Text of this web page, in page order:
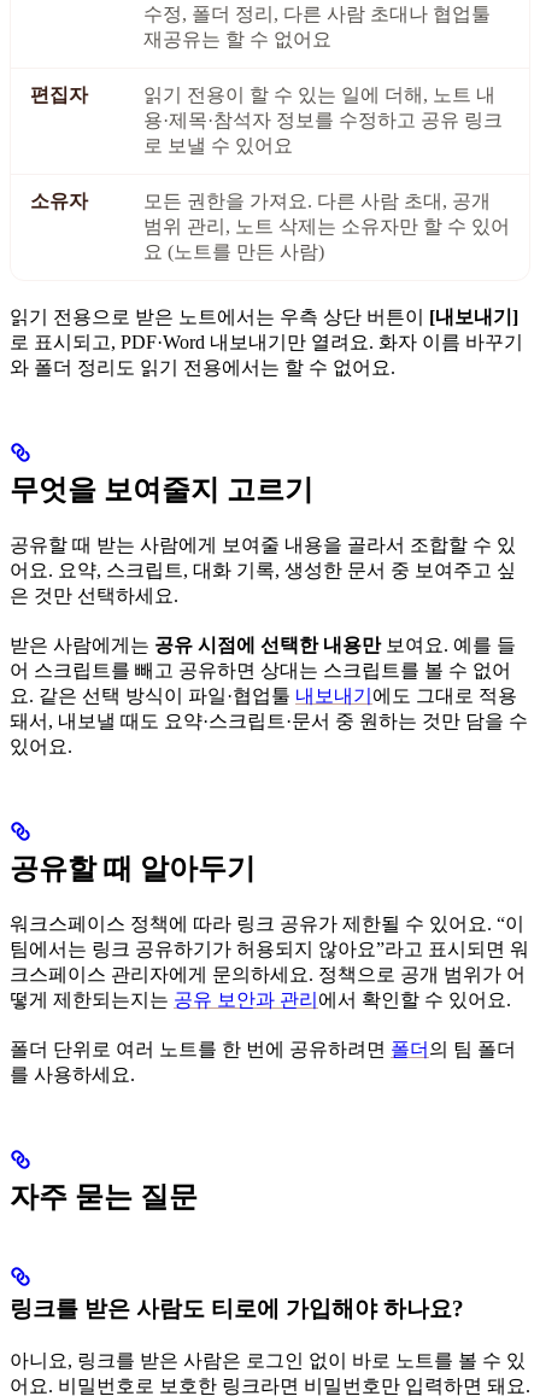
수정, 폴더 정리, 다른 사람 초대나 협업툴
재공유는 할 수 없어요
편집자
읽기 전용이 할 수 있는 일에 더해, 노트 내
용·제목·참석자 정보를 수정하고 공유 링크
로 보낼 수 있어요
소유자
모든 권한을 가져요. 다른 사람 초대, 공개
범위 관리, 노트 삭제는 소유자만 할 수 있어
요 (노트를 만든 사람)
읽기 전용으로 받은 노트에서는 우측 상단 버튼이 [내보내기]
로 표시되고, PDF·Word 내보내기만 열려요. 화자 이름 바꾸기
와 폴더 정리도 읽기 전용에서는 할 수 없어요.
무엇을 보여줄지 고르기
공유할 때 받는 사람에게 보여줄 내용을 골라서 조합할 수 있
어요. 요약, 스크립트, 대화 기록, 생성한 문서 중 보여주고 싶
은 것만 선택하세요.
받은 사람에게는 공유 시점에 선택한 내용만보여요. 예를 들
어 스크립트를 빼고 공유하면 상대는 스크립트를 볼 수 없어
요. 같은 선택 방식이 파일·협업툴 내보내기 에도 그대로 적용
돼서, 내보낼 때도 요약·스크립트·문서 중 원하는 것만 담을 수
있어요.
공유할 때 알아두기
워크스페이스 정책에 따라 링크 공유가 제한될 수 있어요. “이
팀에서는 링크 공유하기가 허용되지 않아요”라고 표시되면 워
크스페이스 관리자에게 문의하세요. 정책으로 공개 범위가 어
떻게 제한되는지는 공유 보안과 관리 에서 확인할 수 있어요.
폴더 단위로 여러 노트를 한 번에 공유하려면 폴더 의 팀 폴더
를 사용하세요.
자주 묻는 질문
링크를 받은 사람도 티로에 가입해야 하나요?
아니요, 링크를 받은 사람은 로그인 없이 바로 노트를 볼 수 있
어요. 비밀번호로 보호한 링크라면 비밀번호만 입력하면 돼요.